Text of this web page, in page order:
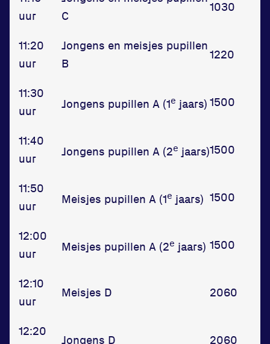
Disclaimer
Huisregels
Vraag en contact
uur
C
1030
11:20
uur
Jongens en meisjes pupillen
B
1220
11:30
uur
Jongens pupillen A (1e jaars) 1500
11:40
uur
Jongens pupillen A (2e jaars)1500
11:50
uur
Meisjes pupillen A (1e jaars) 1500
12:00
uur
Meisjes pupillen A (2e jaars) 1500
12:10
uur
Meisjes D 2060
12:20
Jongens D 2060